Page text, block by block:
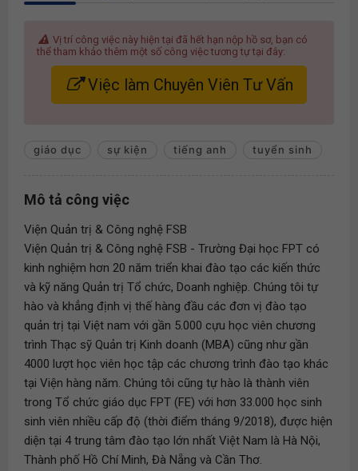
Vị trí công việc này hiện tại đã hết hạn nộp hồ sơ, bạn có
thể tham khảo thêm một số công việc tương tự tại đây:
Việc làm Chuyên Viên Tư Vấn
giáo dục sự kiện tiếng anh tuyển sinh
Mô tả công việc
Viện Quản trị & Công nghệ FSB
Viện Quản trị & Công nghệ FSB - Trường Đại học FPT có
kinh nghiệm hơn 20 năm triển khai đào tạo các kiến thức
và kỹ năng Quản trị Tổ chức, Doanh nghiệp. Chúng tôi tự
hào và khẳng định vị thế hàng đầu các đơn vị đào tạo
quản trị tại Việt nam với gần 5.000 cựu học viên chương
trình Thạc sỹ Quản trị Kinh doanh (MBA) cũng như gần
4000 lượt học viên học tập các chương trình đào tạo khác
tại Viện hàng năm. Chúng tôi cũng tự hào là thành viên
trong Tổ chức giáo dục FPT (FE) với hơn 33.000 học sinh
sinh viên nhiều cấp độ (thời điểm tháng 9/2018), được hiện
diện tại 4 trung tâm đào tạo lớn nhất Việt Nam là Hà Nội,
Thành phố Hồ Chí Minh, Đà Nẵng và Cần Thơ.